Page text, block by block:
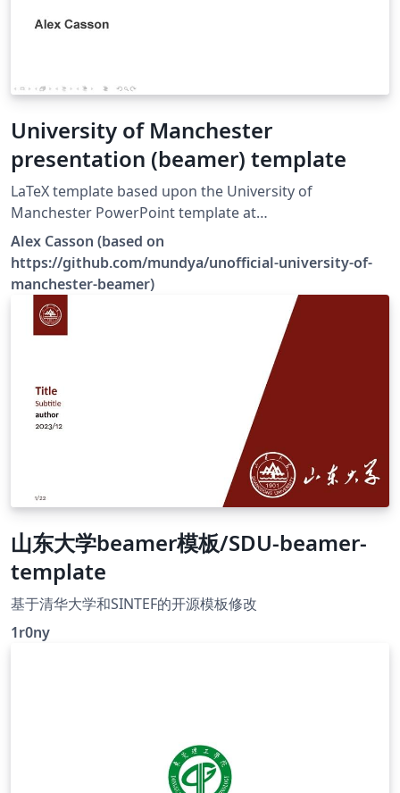
University of Manchester
presentation (beamer) template
LaTeX template based upon the University of
Manchester PowerPoint template at
https://www.staffnet.manchester.ac.uk/brand/visual-
identity/guidelines/presentations/.
Alex Casson (based on
https://github.com/mundya/unofficial-university-of-
manchester-beamer)
山东大学beamer模板/SDU-beamer-
template
基于清华大学和SINTEF的开源模板修改
1r0ny